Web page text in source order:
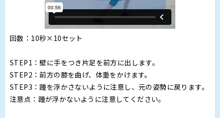
回数：10秒×10セット
STEP1：壁に手をつき片足を前方に出します。
STEP2：前方の膝を曲げ、体重をかけます。
STEP3：踵を浮かさないように注意し、元の姿勢に戻ります。
注意点：踵が浮かないように注意してください。